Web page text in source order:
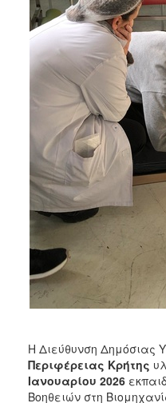
Η Διεύθυνση Δημόσιας
Περιφέρειας Κρήτης
Ιανουαρίου 2026
Βοηθειών στη